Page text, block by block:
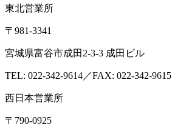
東北営業所
〒981-3341
宮城県富谷市成田2-3-3 成田ビル
TEL: 022-342-9614／FAX: 022-342-9615
西日本営業所
〒790-0925